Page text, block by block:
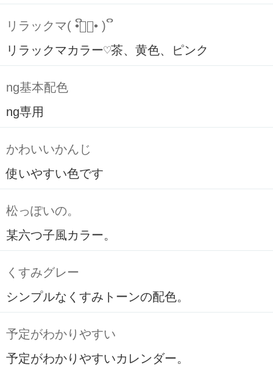
リラックマ( ິ•ᆺ⃘• )ິ
リラックマカラー♡茶、黄色、ピンク
ng基本配色
ng専用
かわいいかんじ
使いやすい色です
松っぽいの。
某六つ子風カラー。
くすみグレー
シンプルなくすみトーンの配色。
予定がわかりやすい
予定がわかりやすいカレンダー。